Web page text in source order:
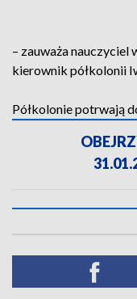
– zauważa nauczyciel
kierownik półkolonii
Półkolonie potrwają